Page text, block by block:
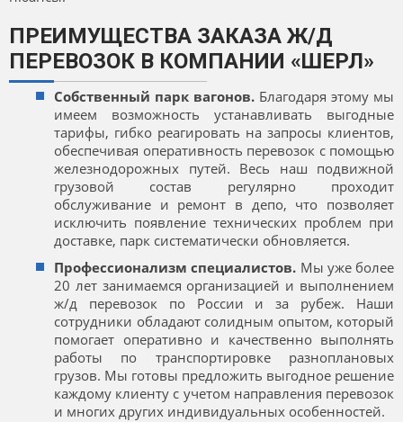
ПРЕИМУЩЕСТВА ЗАКАЗА Ж/Д
ПЕРЕВОЗОК В КОМПАНИИ «ШЕРЛ»
Собственный парк вагонов. Благодаря этому мы
имеем возможность устанавливать выгодные
тарифы, гибко реагировать на запросы клиентов,
обеспечивая оперативность перевозок с помощью
железнодорожных путей. Весь наш подвижной
грузовой состав регулярно проходит
обслуживание и ремонт в депо, что позволяет
исключить появление технических проблем при
доставке, парк систематически обновляется.
Профессионализм специалистов. Мы уже более
20 лет занимаемся организацией и выполнением
ж/д перевозок по России и за рубеж. Наши
сотрудники обладают солидным опытом, который
помогает оперативно и качественно выполнять
работы по транспортировке разноплановых
грузов. Мы готовы предложить выгодное решение
каждому клиенту с учетом направления перевозок
и многих других индивидуальных особенностей.